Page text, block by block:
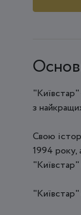
з
Свою
1994 року,
"Київстар"